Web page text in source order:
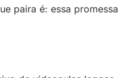
paira é: essa promessa